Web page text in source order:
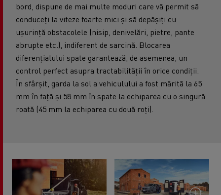
bord, dispune de mai multe moduri care vă permit să
conduceți la viteze foarte mici și să depășiți cu
ușurință obstacolele (nisip, denivelări, pietre, pante
abrupte etc.), indiferent de sarcină. Blocarea
diferențialului spate garantează, de asemenea, un
control perfect asupra tractabilității în orice condiții.
În sfârșit, garda la sol a vehiculului a fost mărită la 65
mm în față și 58 mm în spate la echiparea cu o singură
roată (45 mm la echiparea cu două roți).